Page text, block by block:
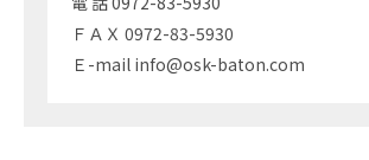
ＦＡＸ 0972-83-5930
Ｅ-mail info@osk-baton.com